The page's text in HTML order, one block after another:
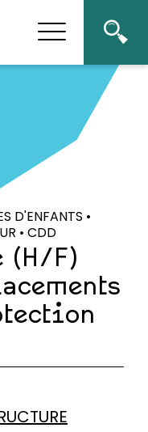
D'ENFANTS •
• CDD
F)